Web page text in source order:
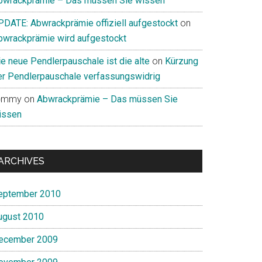
Abwrackprämie offiziell aufgestockt on
wird aufgestockt
neue Pendlerpauschale ist die alte on Kürzung
Pendlerpauschale verfassungswidrig
on Abwrackprämie – Das müssen Sie
2010
2010
2009